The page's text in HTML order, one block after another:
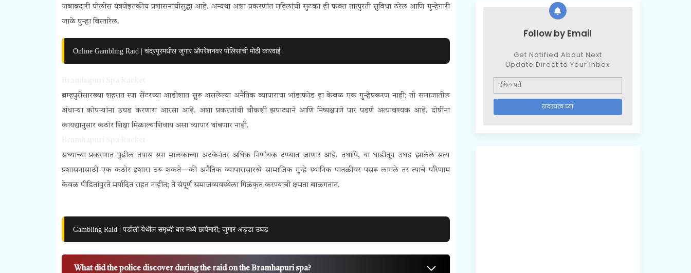
जबाबदारी पोलीस यंत्रणेइतकीच प्रशासनाचीसुद्धा आहे. अन्यथा अशा प्रकरणांत महिलांची सुटका ही फक्त तात्पुरती सुविधा ठरेल आणि गुन्हेगारी
जाळे पुन्हा विस्तारेल.
Online Gambling Raid | चंद्रपूरमधील जुगार ऑपरेशनवर पोलिसांची मोठी कारवाई
ब्रम्हपुरीसारख्या शहरात स्पा सेंटरच्या आडोशात सुरू असलेल्या अनैतिक व्यापाराचा भांडाफोड हा केवळ एक गुन्हेप्रकरण नाही; तो समाजातील
अंधाऱ्या कोपऱ्यांना उघड करणारा आरसा आहे. अशा प्रकरणांची चौकशी झपाट्याने आणि निष्पक्षपणे पार पडणे अत्यावश्यक आहे. दोषींना
कायद्यानुसार कठोर शिक्षा मिळाल्याशिवाय असा व्यापार थांबणार नाही.
सध्याच्या प्रकरणात पुढील तपास स्पा मालकाच्या अटकेनंतर अधिक निर्णायक टप्प्यात जाणार आहे. तथापि, या धाडीतून उघड झालेले सत्य
प्रशासनासाठी एक कठोर इशारा ठरू शकते—की अनैतिक व्यापारासारखे सामाजिक गुन्हे स्थानिक पातळीवर पसरू लागले तर त्याचे परिणाम
केवळ पीडितांपुरते मर्यादित राहत नाहीत; ते संपूर्ण समाजव्यवस्थेला गिळंकृत करण्याची क्षमता बाळगतात.
Gambling Raid | पडोली येथील समृध्दी बार मध्ये छापेमारी; जुगार अड्डा उघड
What did the police discover during the raid on the Bramhapuri spa?
Follow by Email
Get Notified About Next
Update Direct to Your inbox